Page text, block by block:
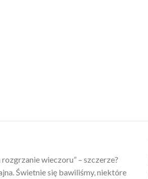
to był strzał w 10 – nie tylko
ale też daje przyjemne uczucie